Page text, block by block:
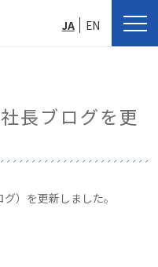
JA EN
長ブログを更
）を更新しました。